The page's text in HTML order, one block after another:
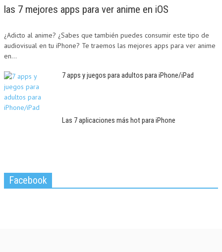
las 7 mejores apps para ver anime en iOS
¿Adicto al anime? ¿Sabes que también puedes consumir este tipo de
audiovisual en tu iPhone? Te traemos las mejores apps para ver anime
en...
7 apps y juegos para adultos para iPhone/iPad
Las 7 aplicaciones más hot para iPhone
Facebook